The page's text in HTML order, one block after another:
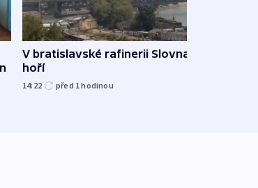
V bratislavské rafinerii Slovnaft
hoří
14:22 před 1hodinou